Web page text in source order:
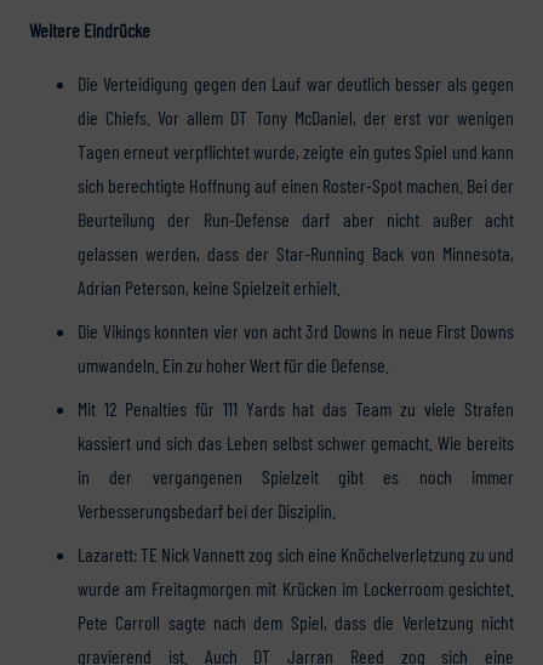
Weitere Eindrücke
Die Verteidigung gegen den Lauf war deutlich besser als gegen
die Chiefs. Vor allem DT Tony McDaniel, der erst vor wenigen
Tagen erneut verpflichtet wurde, zeigte ein gutes Spiel und kann
sich berechtigte Hoffnung auf einen Roster-Spot machen. Bei der
Beurteilung der Run-Defense darf aber nicht außer acht
gelassen werden, dass der Star-Running Back von Minnesota,
Adrian Peterson, keine Spielzeit erhielt.
Die Vikings konnten vier von acht 3rd Downs in neue First Downs
umwandeln. Ein zu hoher Wert für die Defense.
Mit 12 Penalties für 111 Yards hat das Team zu viele Strafen
kassiert und sich das Leben selbst schwer gemacht. Wie bereits
in der vergangenen Spielzeit gibt es noch immer
Verbesserungsbedarf bei der Disziplin.
Lazarett: TE Nick Vannett zog sich eine Knöchelverletzung zu und
wurde am Freitagmorgen mit Krücken im Lockerroom gesichtet.
Pete Carroll sagte nach dem Spiel, dass die Verletzung nicht
gravierend ist. Auch DT Jarran Reed zog sich eine